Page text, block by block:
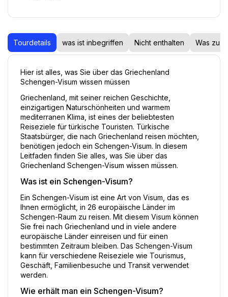
Tourdetails was ist inbegriffen Nicht enthalten Was zu
Hier ist alles, was Sie über das Griechenland
Schengen-Visum wissen müssen
Griechenland, mit seiner reichen Geschichte,
einzigartigen Naturschönheiten und warmem
mediterranen Klima, ist eines der beliebtesten
Reiseziele für türkische Touristen. Türkische
Staatsbürger, die nach Griechenland reisen möchten,
benötigen jedoch ein Schengen-Visum. In diesem
Leitfaden finden Sie alles, was Sie über das
Griechenland Schengen-Visum wissen müssen.
Was ist ein Schengen-Visum?
Ein Schengen-Visum ist eine Art von Visum, das es
Ihnen ermöglicht, in 26 europäische Länder im
Schengen-Raum zu reisen. Mit diesem Visum können
Sie frei nach Griechenland und in viele andere
europäische Länder einreisen und für einen
bestimmten Zeitraum bleiben. Das Schengen-Visum
kann für verschiedene Reiseziele wie Tourismus,
Geschäft, Familienbesuche und Transit verwendet
werden.
Wie erhält man ein Schengen-Visum?